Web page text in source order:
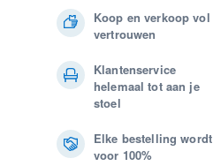
Koop en verkoop vol
vertrouwen
Klantenservice
helemaal tot aan je
stoel
Elke bestelling wordt
voor 100%